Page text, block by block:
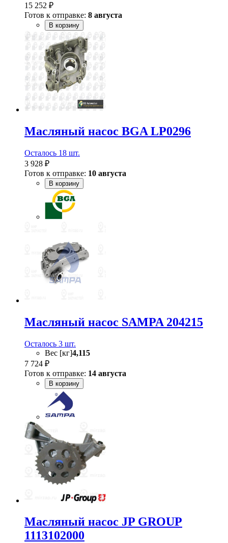
15 252 ₽
Готов к отправке: 8 августа
В корзину
Масляный насос BGA LP0296
Осталось 18 шт.
3 928 ₽
Готов к отправке: 10 августа
В корзину
Масляный насос SAMPA 204215
Осталось 3 шт.
Вес [кг]4,115
7 724 ₽
Готов к отправке: 14 августа
В корзину
Масляный насос JP GROUP
1113102000